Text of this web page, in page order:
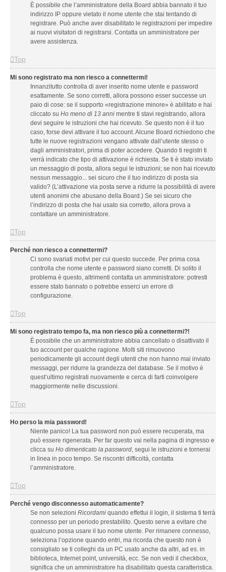
È possibile che l’amministratore della Board abbia bannato il tuo
indirizzo IP oppure vietato il nome utente che stai tentando di
registrare. Può anche aver disabilitato le registrazioni per impedire
ai nuovi visitatori di registrarsi. Contatta un amministratore per
avere assistenza.
Top
Mi sono registrato ma non riesco a connettermi!
Innanzitutto controlla di aver inserito nome utente e password
esattamente. Se sono corretti, allora possono esser successe un
paio di cose: se il supporto «registrazione minore» è abilitato e hai
cliccato su Ho meno di 13 anni mentre ti stavi registrando, allora
devi seguire le istruzioni che hai ricevuto. Se questo non è il tuo
caso, forse devi attivare il tuo account. Alcune Board richiedono che
tutte le nuove registrazioni vengano attivate dall’utente stesso o
dagli amministratori, prima di poter accedere. Quando ti registri ti
verrà indicato che tipo di attivazione è richiesta. Se ti è stato inviato
un messaggio di posta, allora segui le istruzioni; se non hai ricevuto
nessun messaggio... sei sicuro che il tuo indirizzo di posta sia
valido? (L’attivazione via posta serve a ridurre la possibilità di avere
utenti anonimi che abusano della Board.) Se sei sicuro che
l’indirizzo di posta che hai usato sia corretto, allora prova a
contattare un amministratore.
Top
Perché non riesco a connettermi?
Ci sono svariati motivi per cui questo succede. Per prima cosa
controlla che nome utente e password siano corretti. Di solito il
problema è questo, altrimenti contatta un amministratore: potresti
essere stato bannato o potrebbe esserci un errore di
configurazione.
Top
Mi sono registrato tempo fa, ma non riesco più a connettermi?!
È possibile che un amministratore abbia cancellato o disattivato il
tuo account per qualche ragione. Molti siti rimuovono
periodicamente gli account degli utenti che non hanno mai inviato
messaggi, per ridurre la grandezza del database. Se il motivo è
quest’ultimo registrati nuovamente e cerca di farti coinvolgere
maggiormente nelle discussioni.
Top
Ho perso la mia password!
Niente panico! La tua password non può essere recuperata, ma
può essere rigenerata. Per far questo vai nella pagina di ingresso e
clicca su Ho dimenticato la password, segui le istruzioni e tornerai
in linea in poco tempo. Se riscontri difficoltà, contatta
l’amministratore.
Top
Perché vengo disconnesso automaticamente?
Se non selezioni Ricordami quando effettui il login, il sistema ti terrà
connesso per un periodo prestabilito. Questo serve a evitare che
qualcuno possa usare il tuo nome utente. Per rimanere connesso,
seleziona l’opzione quando entri, ma ricorda che questo non è
consigliato se ti colleghi da un PC usato anche da altri, ad es. in
biblioteca, Internet point, università, ecc. Se non vedi il checkbox,
significa che un amministratore ha disabilitato questa caratteristica.